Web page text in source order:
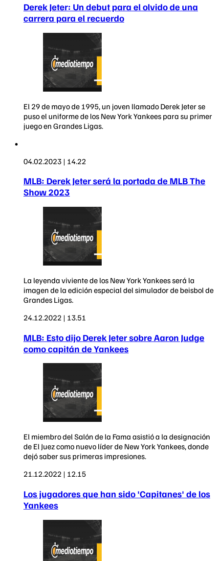
Derek Jeter: Un debut para el olvido de una
carrera para el recuerdo
El 29 de mayo de 1995, un joven llamado Derek Jeter se
puso el uniforme de los New York Yankees para su primer
juego en Grandes Ligas.
04.02.2023 | 14.22
MLB: Derek Jeter será la portada de MLB The
Show 2023
La leyenda viviente de los New York Yankees será la
imagen de la edición especial del simulador de beisbol de
Grandes Ligas.
24.12.2022 | 13.51
MLB: Esto dijo Derek Jeter sobre Aaron Judge
como capitán de Yankees
El miembro del Salón de la Fama asistió a la designación
de El Juez como nuevo líder de New York Yankees, donde
dejó saber sus primeras impresiones.
21.12.2022 | 12.15
Los jugadores que han sido 'Capitanes' de los
Yankees